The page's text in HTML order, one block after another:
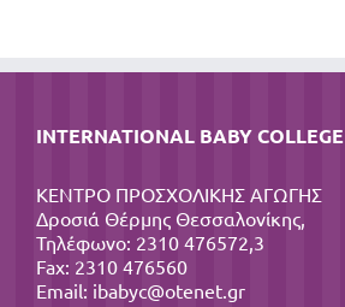
INTERNATIONAL BABY COLLEGE
ΚΕΝΤΡΟ ΠΡΟΣΧΟΛΙΚΗΣ ΑΓΩΓΗΣ
Δροσιά Θέρμης Θεσσαλονίκης,
Τηλέφωνο: 2310 476572,3
Fax: 2310 476560
Email: ibabyc@otenet.gr